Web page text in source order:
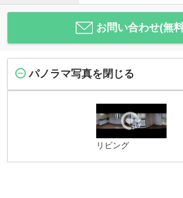
お問い合わせ(無
パノラマ写真を閉じる
リビング